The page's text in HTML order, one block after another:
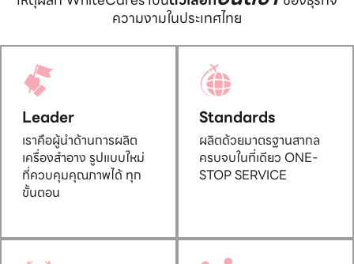
ความงามในประเทศไทย
Leader
เราคือผู้นำด้านการผลิต
เครื่องสำอาง รูปแบบใหม่
ที่ควบคุมคุณภาพได้ ทุก
ขั้นตอน
Standards
ผลิตด้วยมาตรฐานสากล
ครบจบในที่เดียว ONE-
STOP SERVICE